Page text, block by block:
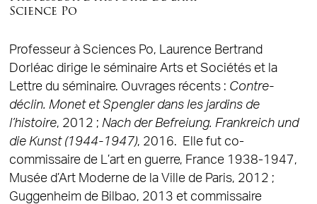
Science Po
Professeur à Sciences Po, Laurence Bertrand
Dorléac dirige le séminaire Arts et Sociétés et la
Lettre du séminaire. Ouvrages récents : Contre-
déclin. Monet et Spengler dans les jardins de
l’histoire, 2012 ; Nach der Befreiung. Frankreich und
die Kunst (1944-1947), 2016. Elle fut co-
commissaire de L’art en guerre, France 1938-1947,
Musée d’Art Moderne de la Ville de Paris, 2012 ;
Guggenheim de Bilbao, 2013 et commissaire